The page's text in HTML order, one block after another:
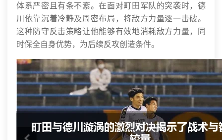
体系严密且有条不紊。在面对町田军队的突袭时，德
川依靠沉着冷静及周密布局，将敌方力量逐一击破。
这种防守反击策略让他能够有效地消耗敌方力量，同
时保全自身优势，为后续反攻创造条件。